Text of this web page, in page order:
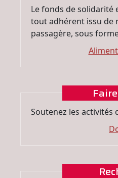
Le fonds de solidarité
tout adhérent issu de
passagère, sous
Soutenez les activités